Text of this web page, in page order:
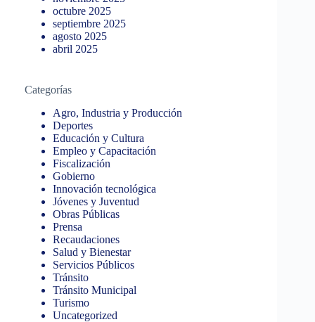
octubre 2025
septiembre 2025
agosto 2025
abril 2025
Categorías
Agro, Industria y Producción
Deportes
Educación y Cultura
Empleo y Capacitación
Fiscalización
Gobierno
Innovación tecnológica
Jóvenes y Juventud
Obras Públicas
Prensa
Recaudaciones
Salud y Bienestar
Servicios Públicos
Tránsito
Tránsito Municipal
Turismo
Uncategorized